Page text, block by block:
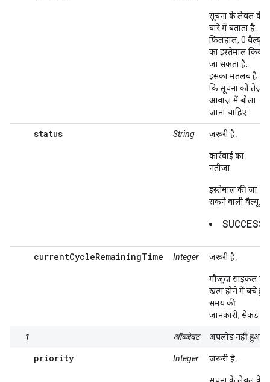
सूचना के लेवल के
बारे में बताता है.
फ़िलहाल, 0 वैल्यू
का इस्तेमाल किया
जा सकता है.
इसका मतलब है
कि सूचना को तेज़
आवाज़ में बोला
जाना चाहिए.
status String ज़रूरी है.
कार्रवाई का
नतीजा.
इस्तेमाल की जा
सकने वाली वैल्यू:
SUCCESS
currentCycleRemainingTime Integer ज़रूरी है.
मौजूदा साइकल के
खत्म होने में बचे हुए
समय की
जानकारी, सेकंड में.
1 ऑब्जेक्ट अपलोड नहीं हुआ
priority Integer ज़रूरी है.